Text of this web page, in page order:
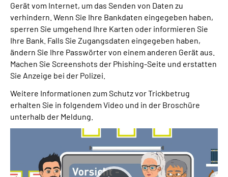
Gerät vom Internet, um das Senden von Daten zu
verhindern. Wenn Sie Ihre Bankdaten eingegeben haben,
sperren Sie umgehend Ihre Karten oder informieren Sie
Ihre Bank. Falls Sie Zugangsdaten eingegeben haben,
ändern Sie Ihre Passwörter von einem anderen Gerät aus.
Machen Sie Screenshots der Phishing-Seite und erstatten
Sie Anzeige bei der Polizei.
Weitere Informationen zum Schutz vor Trickbetrug
erhalten Sie in folgendem Video und in der Broschüre
unterhalb der Meldung.